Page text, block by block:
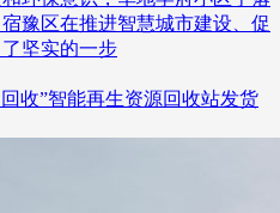
豫区在推进智慧城市建设、促
坚实的一步
回收”智能再生资源回收站发货